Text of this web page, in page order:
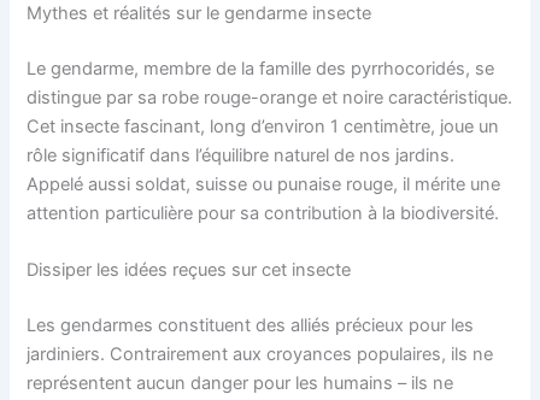
Mythes et réalités sur le gendarme insecte
Le gendarme, membre de la famille des pyrrhocoridés, se
distingue par sa robe rouge-orange et noire caractéristique.
Cet insecte fascinant, long d’environ 1 centimètre, joue un
rôle significatif dans l’équilibre naturel de nos jardins.
Appelé aussi soldat, suisse ou punaise rouge, il mérite une
attention particulière pour sa contribution à la biodiversité.
Dissiper les idées reçues sur cet insecte
Les gendarmes constituent des alliés précieux pour les
jardiniers. Contrairement aux croyances populaires, ils ne
représentent aucun danger pour les humains – ils ne